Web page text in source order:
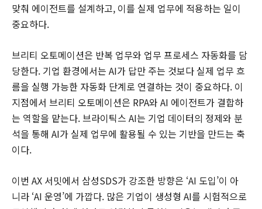
맞춰 에이전트를 설계하고, 이를 실제 업무에 적용하는 일이
중요하다.
브리티 오토메이션은 반복 업무와 업무 프로세스 자동화를 담
당한다. 기업 환경에서는 AI가 답만 주는 것보다 실제 업무 흐
름을 실행 가능한 자동화 단계로 연결하는 것이 중요하다. 이
지점에서 브리티 오토메이션은 RPA와 AI 에이전트가 결합하
는 역할을 맡는다. 브라이틱스 AI는 기업 데이터의 정제와 분
석을 통해 AI가 실제 업무에 활용될 수 있는 기반을 만드는 축
이다.
이번 AX 서밋에서 삼성SDS가 강조한 방향은 ‘AI 도입’이 아
니라 ‘AI 운영’에 가깝다. 많은 기업이 생성형 AI를 시험적으로